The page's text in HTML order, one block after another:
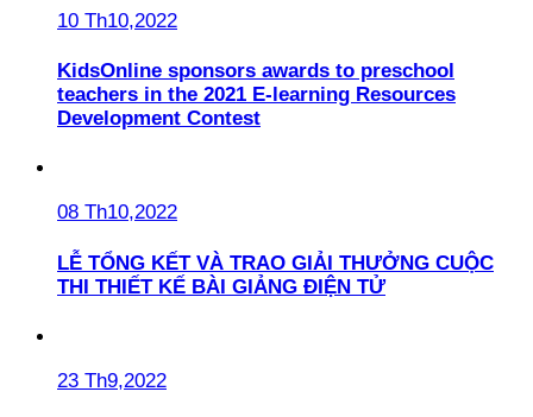
10 Th10,2022
KidsOnline sponsors awards to preschool
teachers in the 2021 E-learning Resources
Development Contest
08 Th10,2022
LỄ TỔNG KẾT VÀ TRAO GIẢI THƯỞNG CUỘC
THI THIẾT KẾ BÀI GIẢNG ĐIỆN TỬ
23 Th9,2022